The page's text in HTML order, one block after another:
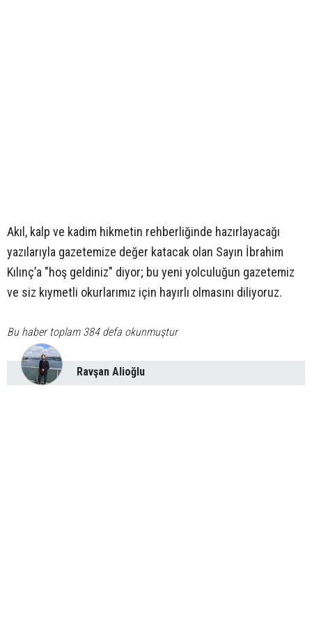
Akıl, kalp ve kadim hikmetin rehberliğinde hazırlayacağı
yazılarıyla gazetemize değer katacak olan Sayın İbrahim
Kılınç’a "hoş geldiniz" diyor; bu yeni yolculuğun gazetemiz
ve siz kıymetli okurlarımız için hayırlı olmasını diliyoruz.
Bu haber toplam 384 defa okunmuştur
Ravşan Alioğlu